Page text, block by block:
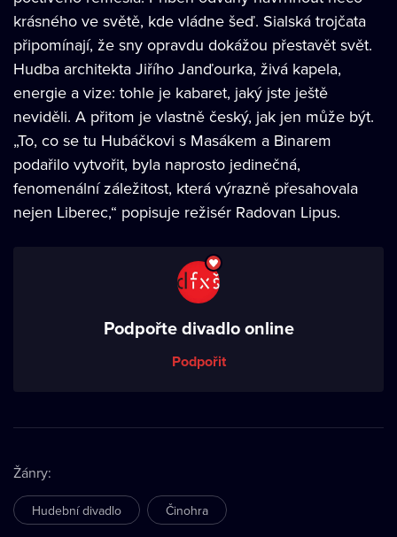
krásného ve světě, kde vládne šeď. Sialská trojčata
připomínají, že sny opravdu dokážou přestavět svět.
Hudba architekta Jiřího Janďourka, živá kapela,
energie a vize: tohle je kabaret, jaký jste ještě
neviděli. A přitom je vlastně český, jak jen může být.
„To, co se tu Hubáčkovi s Masákem a Binarem
podařilo vytvořit, byla naprosto jedinečná,
fenomenální záležitost, která výrazně přesahovala
nejen Liberec,“ popisuje režisér Radovan Lipus.
Podpořte divadlo online
Podpořit
Žánry:
Hudební divadlo Činohra